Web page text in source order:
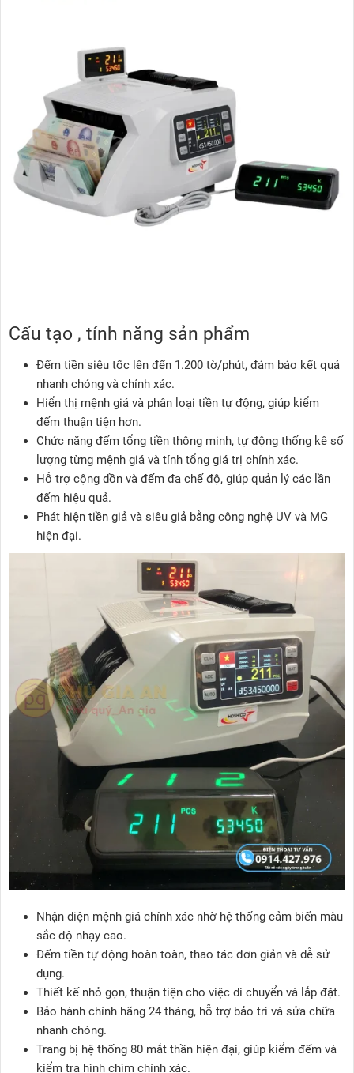
Cấu tạo , tính năng sản phẩm
Đếm tiền siêu tốc lên đến 1.200 tờ/phút, đảm bảo kết quả
nhanh chóng và chính xác.
Hiển thị mệnh giá và phân loại tiền tự động, giúp kiểm
đếm thuận tiện hơn.
Chức năng đếm tổng tiền thông minh, tự động thống kê số
lượng từng mệnh giá và tính tổng giá trị chính xác.
Hỗ trợ cộng dồn và đếm đa chế độ, giúp quản lý các lần
đếm hiệu quả.
Phát hiện tiền giả và siêu giả bằng công nghệ UV và MG
hiện đại.
Nhận diện mệnh giá chính xác nhờ hệ thống cảm biến màu
sắc độ nhạy cao.
Đếm tiền tự động hoàn toàn, thao tác đơn giản và dễ sử
dụng.
Thiết kế nhỏ gọn, thuận tiện cho việc di chuyển và lắp đặt.
Bảo hành chính hãng 24 tháng, hỗ trợ bảo trì và sửa chữa
nhanh chóng.
Trang bị hệ thống 80 mắt thần hiện đại, giúp kiểm đếm và
kiểm tra hình chìm chính xác.